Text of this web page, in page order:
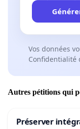
Vos données
Confidentialité
Autres pétitions qui
Préserver